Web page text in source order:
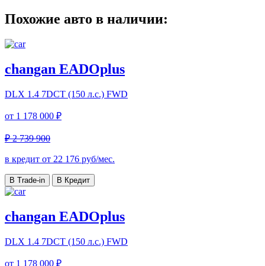
Похожие авто в наличии:
changan EADOplus
DLX 1.4 7DCT (150 л.с.) FWD
от 1 178 000 ₽
₽ 2 739 900
в кредит от 22 176 руб/мес.
В Trade-in В Кредит
changan EADOplus
DLX 1.4 7DCT (150 л.с.) FWD
от 1 178 000 ₽